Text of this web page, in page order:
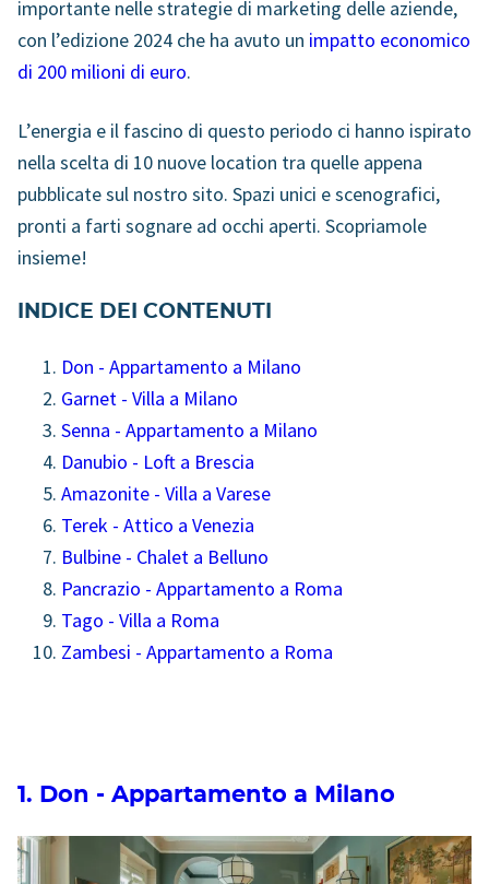
importante nelle strategie di marketing delle aziende,
con l’edizione 2024 che ha avuto un impatto economico
di 200 milioni di euro.
L’energia e il fascino di questo periodo ci hanno ispirato
nella scelta di 10 nuove location tra quelle appena
pubblicate sul nostro sito. Spazi unici e scenografici,
pronti a farti sognare ad occhi aperti. Scopriamole
insieme!
INDICE DEI CONTENUTI
Don - Appartamento a Milano
Garnet - Villa a Milano
Senna - Appartamento a Milano
Danubio - Loft a Brescia
Amazonite - Villa a Varese
Terek - Attico a Venezia
Bulbine - Chalet a Belluno
Pancrazio - Appartamento a Roma
Tago - Villa a Roma
Zambesi - Appartamento a Roma
1. Don - Appartamento a Milano